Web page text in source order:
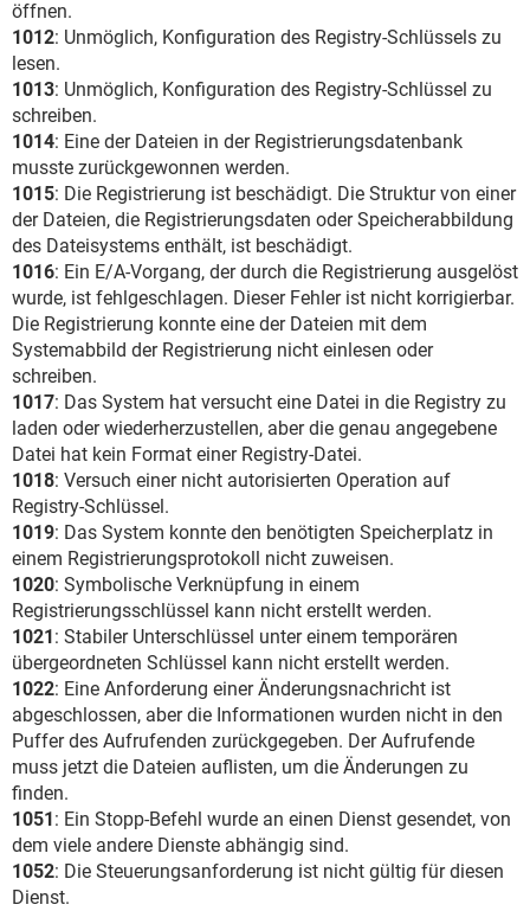
öffnen.
1012: Unmöglich, Konfiguration des Registry-Schlüssels zu
lesen.
1013: Unmöglich, Konfiguration des Registry-Schlüssel zu
schreiben.
1014: Eine der Dateien in der Registrierungsdatenbank
musste zurückgewonnen werden.
1015: Die Registrierung ist beschädigt. Die Struktur von einer
der Dateien, die Registrierungsdaten oder Speicherabbildung
des Dateisystems enthält, ist beschädigt.
1016: Ein E/A-Vorgang, der durch die Registrierung ausgelöst
wurde, ist fehlgeschlagen. Dieser Fehler ist nicht korrigierbar.
Die Registrierung konnte eine der Dateien mit dem
Systemabbild der Registrierung nicht einlesen oder
schreiben.
1017: Das System hat versucht eine Datei in die Registry zu
laden oder wiederherzustellen, aber die genau angegebene
Datei hat kein Format einer Registry-Datei.
1018: Versuch einer nicht autorisierten Operation auf
Registry-Schlüssel.
1019: Das System konnte den benötigten Speicherplatz in
einem Registrierungsprotokoll nicht zuweisen.
1020: Symbolische Verknüpfung in einem
Registrierungsschlüssel kann nicht erstellt werden.
1021: Stabiler Unterschlüssel unter einem temporären
übergeordneten Schlüssel kann nicht erstellt werden.
1022: Eine Anforderung einer Änderungsnachricht ist
abgeschlossen, aber die Informationen wurden nicht in den
Puffer des Aufrufenden zurückgegeben. Der Aufrufende
muss jetzt die Dateien auflisten, um die Änderungen zu
finden.
1051: Ein Stopp-Befehl wurde an einen Dienst gesendet, von
dem viele andere Dienste abhängig sind.
1052: Die Steuerungsanforderung ist nicht gültig für diesen
Dienst.